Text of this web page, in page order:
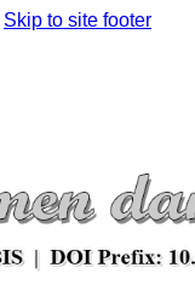
Skip to site footer